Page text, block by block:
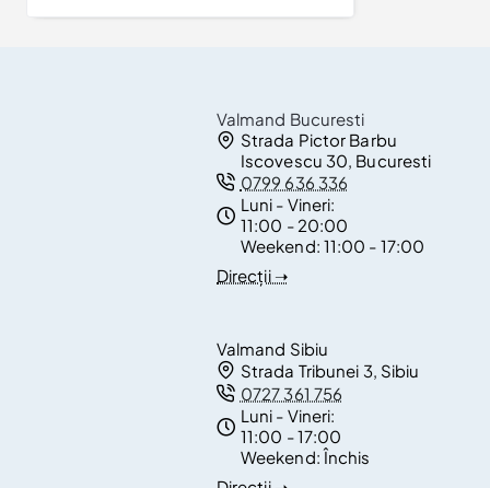
Valmand Bucuresti
Strada Pictor Barbu
Iscovescu 30, Bucuresti
0799 636 336
Luni - Vineri:
11:00 - 20:00
Weekend: 11:00 - 17:00
Direcții ➝
Valmand Sibiu
Strada Tribunei 3, Sibiu
0727 361 756
Luni - Vineri:
11:00 - 17:00
Weekend:Închis